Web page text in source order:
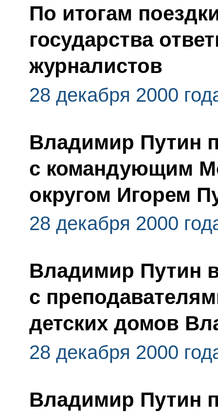
По итогам
государства
журналистов
28 декабря 2000
Владимир Путин
с командующим
округом Игорем
28 декабря 2000
Владимир Путин
с
детских домов
28 декабря 2000
Владимир Путин